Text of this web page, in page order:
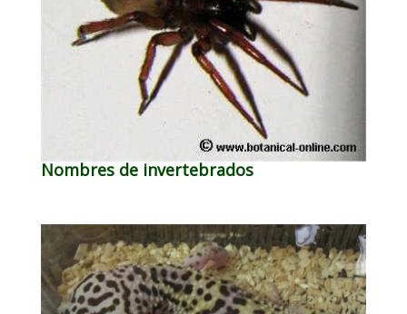
Nombres de invertebrados